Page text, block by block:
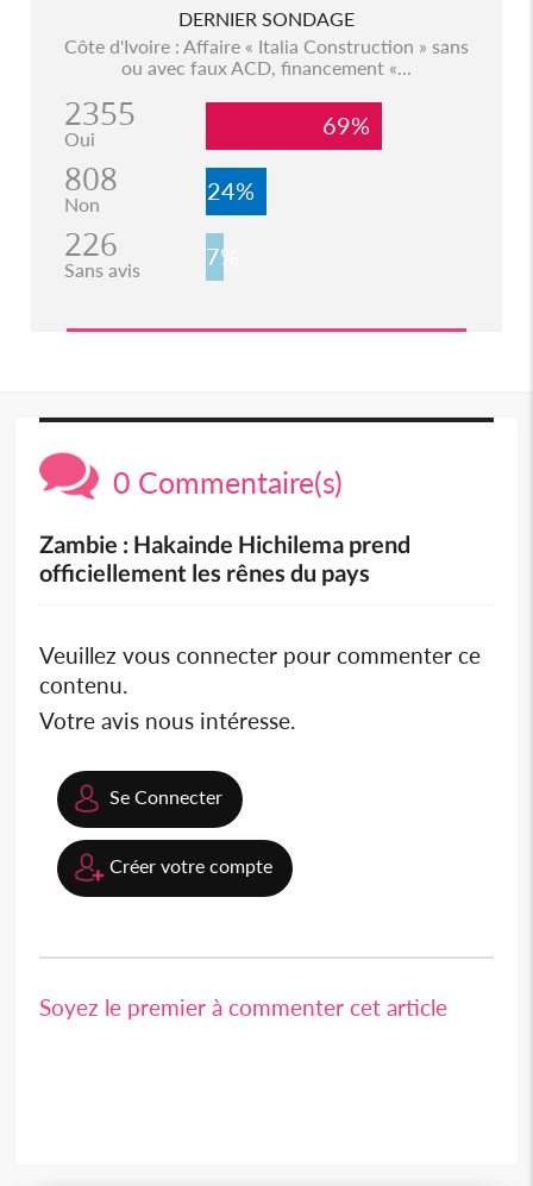
DERNIER SONDAGE
Côte d'Ivoire : Affaire « Italia Construction » sans
ou avec faux ACD, financement «...
2355
Oui 69%
808
Non 24%
226
Sans avis 7%
0 Commentaire(s)
Zambie : Hakainde Hichilema prend
officiellement les rênes du pays
Veuillez vous connecter pour commenter ce
contenu.
Votre avis nous intéresse.
Se Connecter
Créer votre compte
Soyez le premier à commenter cet article